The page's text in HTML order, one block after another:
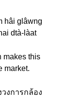
hâi glâwng
dtà-làat
makes this
market.
งการกล้อง